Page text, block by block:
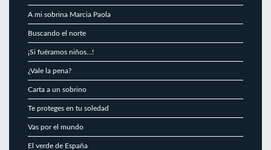
A mi sobrina Marcia Paola
Buscando el norte
¡Si fuéramos niños…!
¿Vale la pena?
Carta a un sobrino
Te proteges en tu soledad
Vas por el mundo
El verde de España